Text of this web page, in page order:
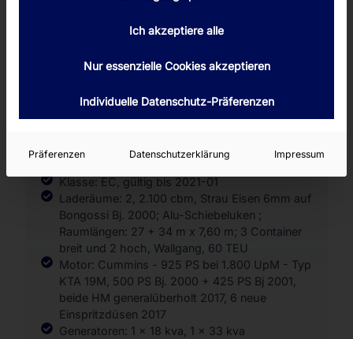
FOLIO 16133
Details
Länge: 84,50 m
Tiefgang: 2,54 m
Klasse: EC, gültig bis 2021-01
Laderäume: 2, 2.100 cbm, Strau Eisen 6mm auf
Bongossi Bj. 2000; Alu-Schiebeluken ;
Raumlängen: 27 + 34 m x 7,60 m; 3 Container
breit und 2 hoch, Wallgang, 60 TEU
Motor: Cummins - 925 PS bei 1.800 UpM - Typ
KTA 19M, 500 PS Bj. 2000 + 425 PS Bj 2001,
beide HM generalüberholt 2017, 6 neue
Einspritzdüsen 2017
Generatoren: 1 x 18 kva, 1 x 33 kva
Ich akzeptiere alle
Nur essenzielle Cookies akzeptieren
Individuelle Datenschutz-Präferenzen
Präferenzen Datenschutzerklärung Impressum